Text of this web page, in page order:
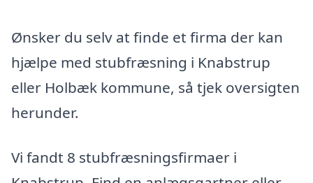
Ønsker du selv at finde et firma der kan
hjælpe med stubfræsning i Knabstrup
eller Holbæk kommune, så tjek oversigten
herunder.
Vi fandt 8 stubfræsningsfirmaer i